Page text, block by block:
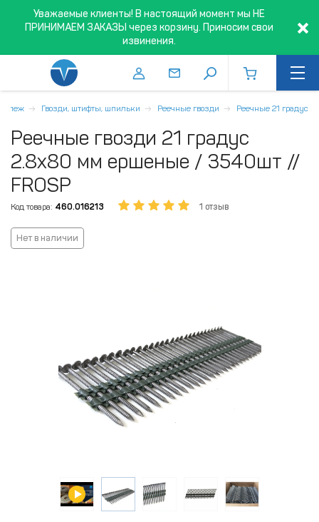
Уважаемые клиенты! В настоящий момент мы НЕ
ПРИНИМАЕМ ЗАКАЗЫ через корзину. Приносим свои
извинения.
Гвозди, штифты, шпильки Реечные гвозди Реечные 21 градус
Реечные гвозди 21 градус
2.8х80 мм ершеные / 3540шт //
FROSP
Код товара: 460.016213 1 отзыв
Нет в наличии